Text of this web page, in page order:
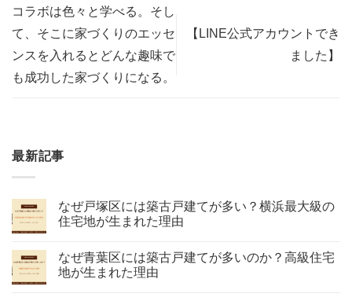
コラボは色々と学べる。そし
て、そこに家づくりのエッセ
ンスを入れるとどんな趣味で
も成功した家づくりになる。
【LINE公式アカウントでき
ました】
最新記事
なぜ戸塚区には築古戸建てが多い？横浜最大級の
住宅地が生まれた理由
なぜ青葉区には築古戸建てが多いのか？高級住宅
地が生まれた理由